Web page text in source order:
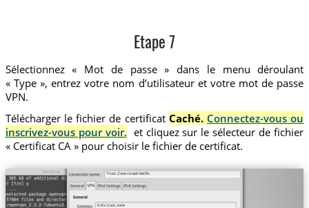
Etape 7
Sélectionnez « Mot de passe » dans le menu déroulant
« Type », entrez votre nom d’utilisateur et votre mot de passe
VPN.
Télécharger le fichier de certificat Caché. Connectez-vous ou
inscrivez-vous pour voir. et cliquez sur le sélecteur de fichier
« Certificat CA » pour choisir le fichier de certificat.
Trust.Zone-Israel-Netflix
il-nfx.trust.zone